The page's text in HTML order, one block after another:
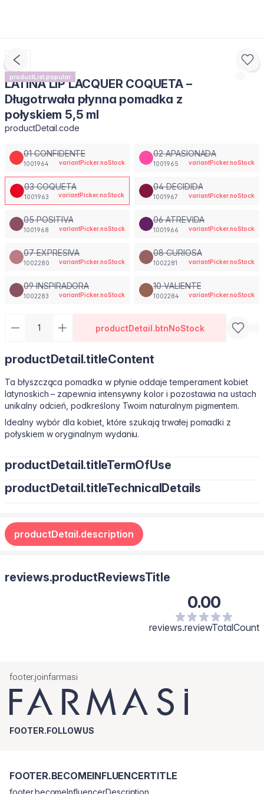
productList.popular
LATINA LIP LACQUER COQUETA –
Długotrwała płynna pomadka z
połyskiem 5,5 ml
productDetail.code
01 CONFIDENTE
1001964 variantPicker.noStock
02 APASIONADA
1001965 variantPicker.noStock
03 COQUETA
1001963 variantPicker.noStock
04 DECIDIDA
1001967 variantPicker.noStock
05 POSITIVA
1001968 variantPicker.noStock
06 ATREVIDA
1001966 variantPicker.noStock
07 EXPRESIVA
1002280 variantPicker.noStock
08 CURIOSA
1002281 variantPicker.noStock
09 INSPIRADORA
1002283 variantPicker.noStock
10 VALIENTE
1002284 variantPicker.noStock
productDetail.btnNoStock
productDetail.titleContent
Ta błyszcząca pomadka w płynie oddaje temperament kobiet
latynoskich – zapewnia intensywny kolor i pozostawia na ustach
unikalny odcień, podkreślony Twoim naturalnym pigmentem.
Idealny wybór dla kobiet, które szukają trwałej pomadki z
połyskiem w oryginalnym wydaniu.
productDetail.titleTermOfUse
Sposób użycia: Nakładaj od środka górnej wargi w kierunku
aplikuje i podkreśla zarówno codzienny, jak i wieczorowy
makijaż.
productDetail.titleTechnicalDetails
productDetail.description
reviews.productReviewsTitle
0.00
reviews.reviewTotalCount
footer.joinfarmasi
FOOTER.FOLLOWUS
FOOTER.BECOMEINFLUENCERTITLE
footer.becomeInfluencerDescription